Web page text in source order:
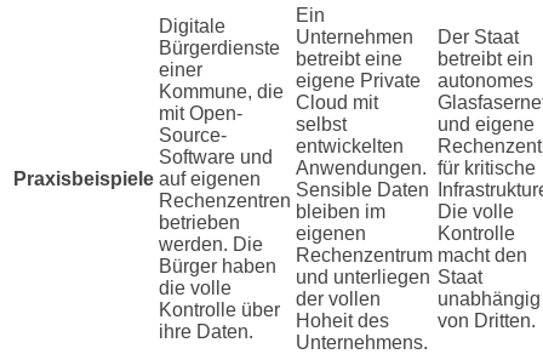
Praxisbeispiele
Digitale
Bürgerdienste
einer
Kommune, die
mit Open-
Source-
Software und
auf eigenen
Rechenzentren
betrieben
werden. Die
Bürger haben
die volle
Kontrolle über
ihre Daten.
Ein
Unternehmen
betreibt eine
eigene Private
Cloud mit
selbst
entwickelten
Anwendungen.
Sensible Daten
bleiben im
eigenen
Rechenzentrum
und unterliegen
der vollen
Hoheit des
Unternehmens.
Der Staat
betreibt ein
autonomes
und eigene
für kritische
Die volle
Kontrolle
macht den
Staat
unabhängig
von Dritten.